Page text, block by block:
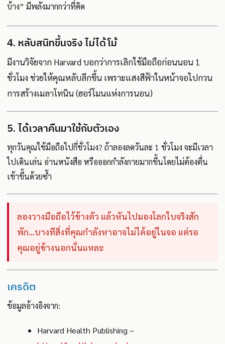
บ้าง” มีพลังมากกว่าที่คิด
4. หลับสนิทขึ้นจริง ไม่ได้โม้
มีงานวิจัยจาก Harvard บอกว่าการเลิกใช้มือถือก่อนนอน 1
ชั่วโมง ช่วยให้คุณหลับลึกขึ้น เพราะแสงสีฟ้าในหน้าจอไปกวน
การสร้างเมลาโทนิน (ฮอร์โมนแห่งการนอน)
5. ได้เวลาคืนมาใช้กับตัวเอง
ทุกวันคุณใช้มือถือไปกี่ชั่วโมง? ถ้าลองลดวันละ 1 ชั่วโมง จะมีเวลา
ไปเดินเล่น อ่านหนังสือ หรือออกกำลังกายมากขึ้นโดยไม่ต้องตื่น
เช้าขึ้นด้วยซ้ำ
ลองวางมือถือไว้ข้างตัว แล้วหันไปมองโลกใบจริงสัก
พัก…บางทีสิ่งที่คุณกำลังหาอาจไม่ได้อยู่ในจอ แต่รอ
คุณอยู่ข้างนอกนั่นแหละ
เครดิต
ข้อมูลอ้างอิงจาก:
Harvard Health Publishing –